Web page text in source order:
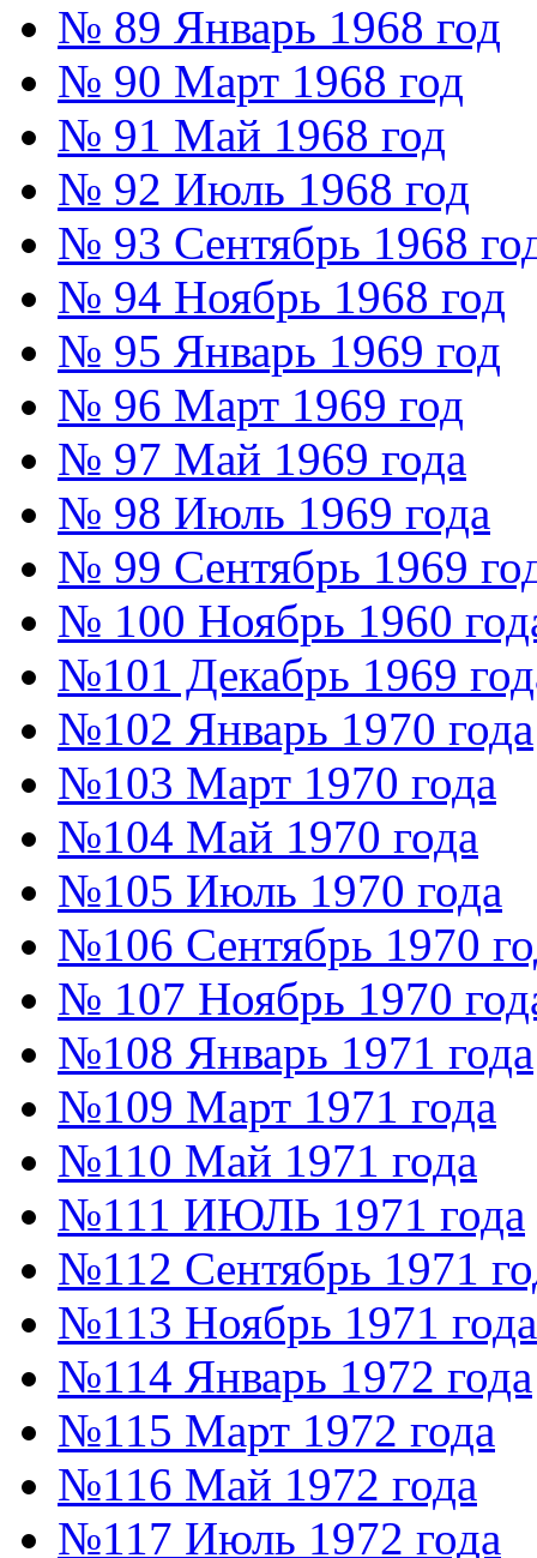
№ 89 Январь 1968 год
№ 90 Март 1968 год
№ 91 Май 1968 год
№ 92 Июль 1968 год
№ 93 Сентябрь 1968
№ 94 Ноябрь 1968 год
№ 95 Январь 1969 год
№ 96 Март 1969 год
№ 97 Май 1969 года
№ 98 Июль 1969 года
№ 99 Сентябрь 1969
№ 100 Ноябрь 1960
№101 Декабрь 1969
№102 Январь 1970 года
№103 Март 1970 года
№104 Май 1970 года
№105 Июль 1970 года
№106 Сентябрь 1970
№ 107 Ноябрь 1970
№108 Январь 1971 года
№109 Март 1971 года
№110 Май 1971 года
№111 ИЮЛЬ 1971 года
№112 Сентябрь 1971
№113 Ноябрь 1971 года
№114 Январь 1972 года
№115 Март 1972 года
№116 Май 1972 года
№117 Июль 1972 года